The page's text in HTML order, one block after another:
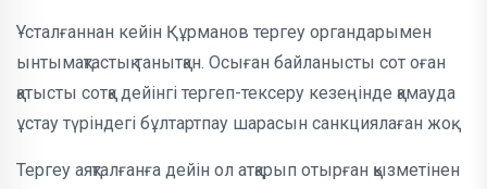
Ұсталғаннан кейін Құрманов тергеу органдарымен
ынтымақтастық танытқан. Осыған байланысты сот оған
қатысты сотқа дейінгі тергеп-тексеру кезеңінде қамауда
ұстау түріндегі бұлтартпау шарасын санкциялаған жоқ.
Тергеу аяқталғанға дейін ол атқарып отырған қызметінен